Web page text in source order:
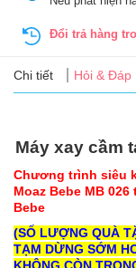
Tin
Đổi trả hàng
Chi tiết Hỏi & Đáp
Máy xay cầm
Chương trình siêu
Moaz Bebe MB
Bebe
(SỐ LƯỢNG QUÀ
TẠM DỪNG SỚM
KHÔNG CÒN